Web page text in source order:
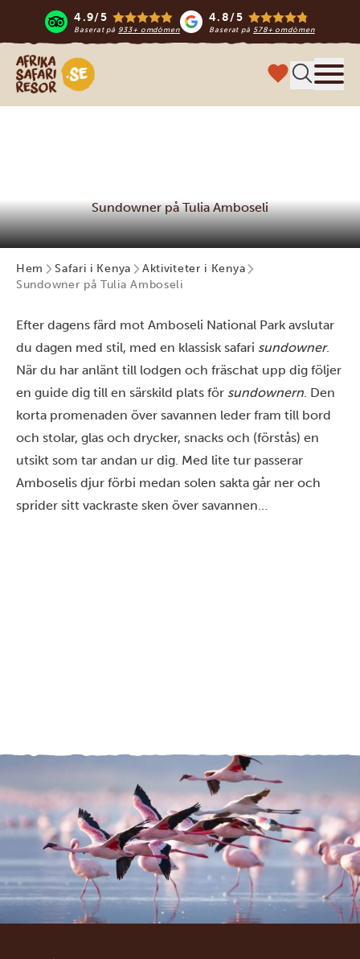
4.9/5
Baserat på 933+ omdömen
4.8/5
Baserat på 578+ omdömen
Safari-resor i Afrika
Sundowner på Tulia Amboseli
Hem Safari i Kenya
Aktiviteter i Kenya
Sundowner på Tulia Amboseli
Efter dagens färd mot Amboseli National Park avslutar
du dagen med stil, med en klassisk safari sundowner.
När du har anlänt till lodgen och fräschat upp dig följer
en guide dig till en särskild plats för sundownern. Den
korta promenaden över savannen leder fram till bord
och stolar, glas och drycker, snacks och (förstås) en
utsikt som tar andan ur dig. Med lite tur passerar
Amboselis djur förbi medan solen sakta går ner och
sprider sitt vackraste sken över savannen…